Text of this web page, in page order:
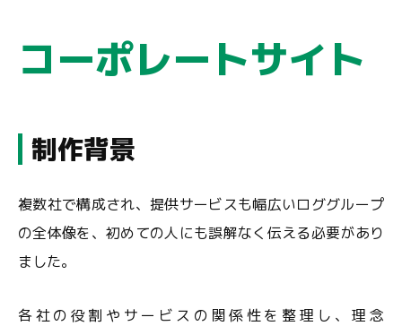
コーポレートサイト
制作背景
複数社で構成され、提供サービスも幅広いロググループ
の全体像を、初めての人にも誤解なく伝える必要があり
ました。
各社の役割やサービスの関係性を整理し、理念